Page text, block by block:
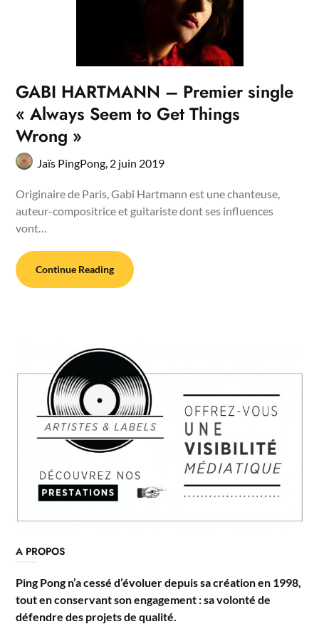
GABI HARTMANN – Premier single
« Always Seem to Get Things
Wrong »
Jaïs PingPong, 2 juin 2019
Originaire de Paris, Gabi Hartmann est une chanteuse,
auteur-compositrice et guitariste dont ses influences
vont…
Continue Reading
A PROPOS
Ping Pong n’a cessé d’évoluer depuis sa création en 1998,
tout en conservant son engagement : sa volonté de
défendre des projets de qualité.